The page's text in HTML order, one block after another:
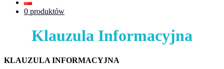
0 produktów
Klauzula Informacyjna
KLAUZULA INFORMACYJNA